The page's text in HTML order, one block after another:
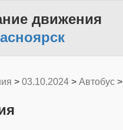
движения
> 03.10.2024 > Автобус